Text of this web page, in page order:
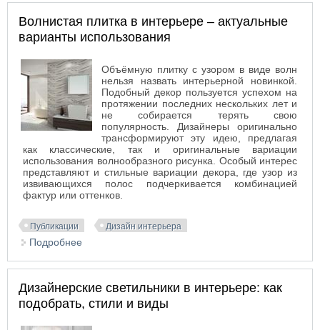
Волнистая плитка в интерьере – актуальные
варианты использования
Объёмную плитку с узором в виде волн
нельзя назвать интерьерной новинкой.
Подобный декор пользуется успехом на
протяжении последних нескольких лет и
не собирается терять свою
популярность. Дизайнеры оригинально
трансформируют эту идею, предлагая
как классические, так и оригинальные вариации
использования волнообразного рисунка. Особый интерес
представляют и стильные вариации декора, где узор из
извивающихся полос подчеркивается комбинацией
фактур или оттенков.
Публикации Дизайн интерьера
Подробнее
Дизайнерские светильники в интерьере: как
подобрать, стили и виды